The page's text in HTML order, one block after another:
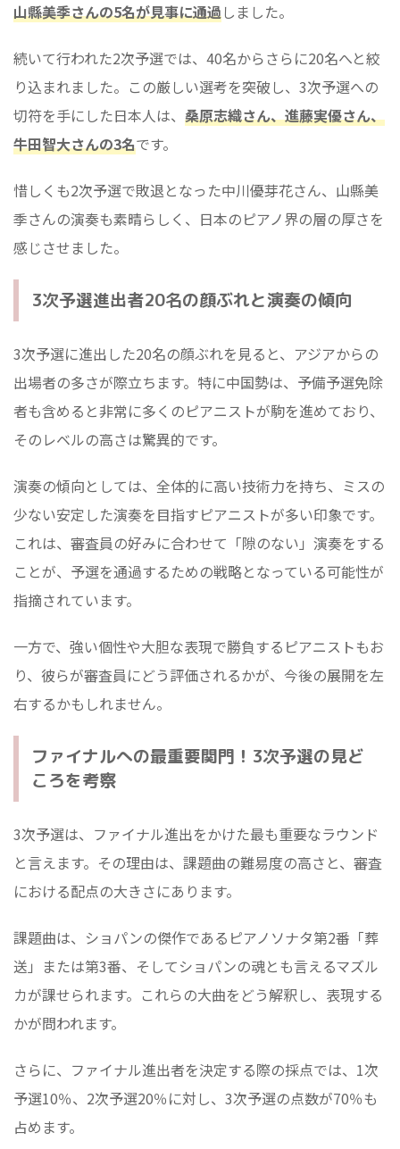
山縣美季さんの5名が見事に通過しました。
続いて行われた2次予選では、40名からさらに20名へと絞
り込まれました。この厳しい選考を突破し、3次予選への
切符を手にした日本人は、 桑原志織さん、進藤実優さん、
牛田智大さんの3名です。
惜しくも2次予選で敗退となった中川優芽花さん、山縣美
季さんの演奏も素晴らしく、日本のピアノ界の層の厚さを
感じさせました。
3次予選進出者20名の顔ぶれと演奏の傾向
3次予選に進出した20名の顔ぶれを見ると、アジアからの
出場者の多さが際立ちます。特に中国勢は、予備予選免除
者も含めると非常に多くのピアニストが駒を進めており、
そのレベルの高さは驚異的です。
演奏の傾向としては、全体的に高い技術力を持ち、ミスの
少ない安定した演奏を目指すピアニストが多い印象です。
これは、審査員の好みに合わせて「隙のない」演奏をする
ことが、予選を通過するための戦略となっている可能性が
指摘されています。
一方で、強い個性や大胆な表現で勝負するピアニストもお
り、彼らが審査員にどう評価されるかが、今後の展開を左
右するかもしれません。
ファイナルへの最重要関門！3次予選の見ど
ころを考察
3次予選は、ファイナル進出をかけた最も重要なラウンド
と言えます。その理由は、課題曲の難易度の高さと、審査
における配点の大きさにあります。
課題曲は、ショパンの傑作であるピアノソナタ第2番「葬
送」または第3番、そしてショパンの魂とも言えるマズル
カが課せられます。これらの大曲をどう解釈し、表現する
かが問われます。
さらに、ファイナル進出者を決定する際の採点では、1次
予選10％、2次予選20％に対し、3次予選の点数が70％も
占めます。